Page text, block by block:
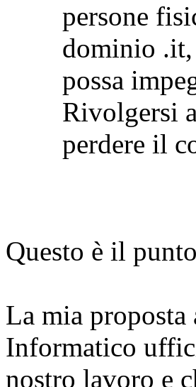
persone
dominio
possa
Rivolgersi
perdere il
Questo è il
La mia proposta
Informatico
nostro lavoro e